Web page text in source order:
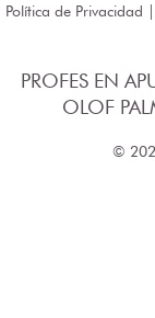
Política de Privacidad
PROFES EN
OLOF
©